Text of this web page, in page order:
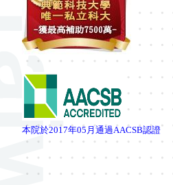
本院於2017年05 月通過AACSB認證